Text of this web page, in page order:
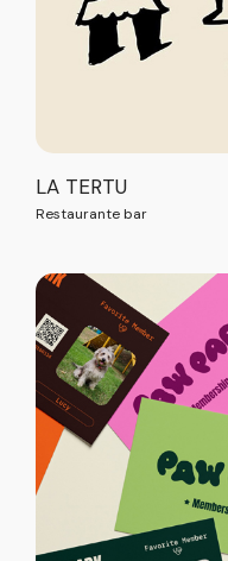
LA TERTU
Restaurante bar